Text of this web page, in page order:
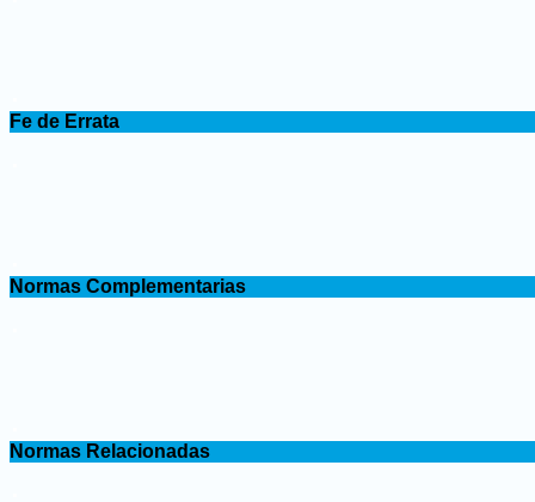
Fe de Errata
Normas Complementarias
Normas Relacionadas